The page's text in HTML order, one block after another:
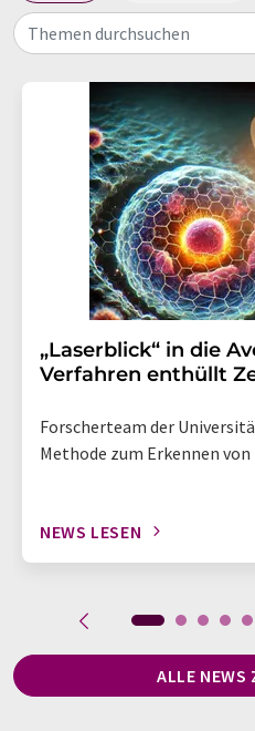
Themen durchsuchen
„Laserblick“ in die
Verfahren enthüllt
Forscherteam der
Methode zum Erkennen
NEWS LESEN
ALLE NEWS